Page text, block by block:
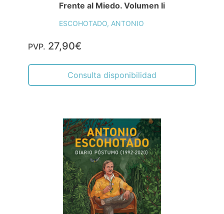
Frente al Miedo. Volumen Ii
ESCOHOTADO, ANTONIO
PVP. 27,90€
Consulta disponibilidad